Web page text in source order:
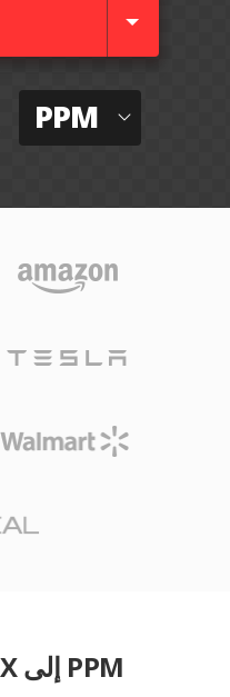
PPM
كيفية تحويل JNX إلى PPM